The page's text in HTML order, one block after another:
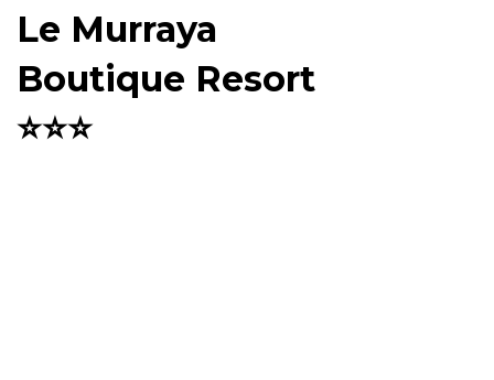
Le Murraya
Boutique Resort
⭐⭐⭐